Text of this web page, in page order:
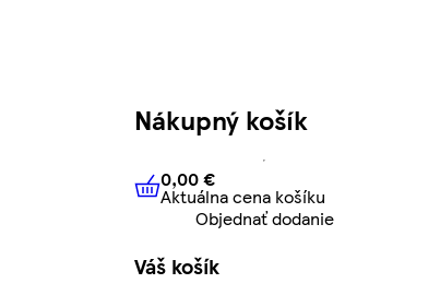
Nákupný košík
0,00 € Aktuálna cena košíku
0,00 €
Aktuálna cena košíku
Objednať dodanie
Váš košík